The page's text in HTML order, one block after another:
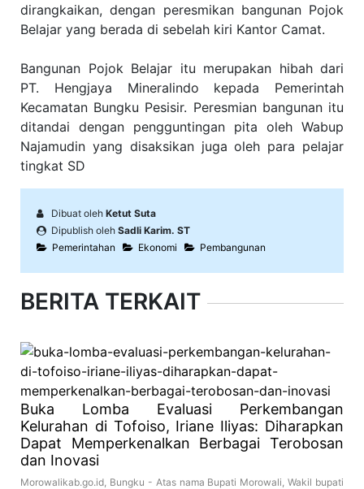
dirangkaikan, dengan peresmikan bangunan Pojok
Belajar yang berada di sebelah kiri Kantor Camat.
Bangunan Pojok Belajar itu merupakan hibah dari
PT. Hengjaya Mineralindo kepada Pemerintah
Kecamatan Bungku Pesisir. Peresmian bangunan itu
ditandai dengan pengguntingan pita oleh Wabup
Najamudin yang disaksikan juga oleh para pelajar
tingkat SD
Dibuat oleh Ketut Suta
Dipublish oleh Sadli Karim. ST
Pemerintahan
Ekonomi Pembangunan
BERITA TERKAIT
Buka Lomba Evaluasi Perkembangan
Kelurahan di Tofoiso, Iriane Iliyas: Diharapkan
Dapat Memperkenalkan Berbagai Terobosan
dan Inovasi
Morowalikab.go.id, Bungku - Atas nama Bupati Morowali, Wakil bupati